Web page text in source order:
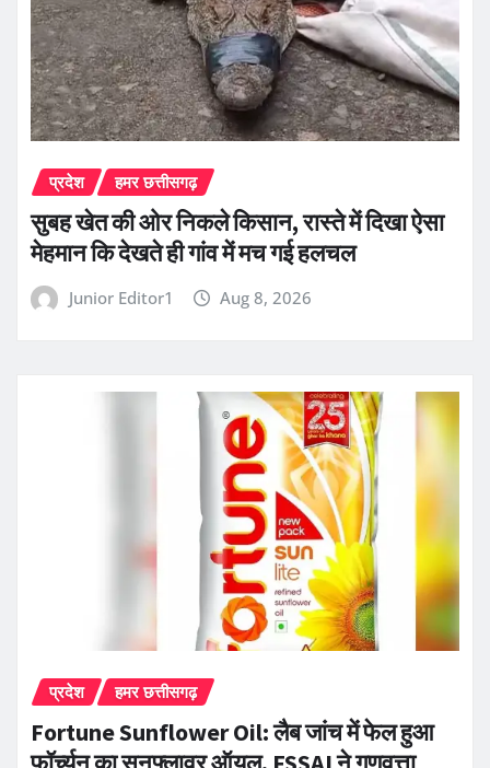
प्रदेश हमर छत्तीसगढ़
सुबह खेत की ओर निकले किसान, रास्ते में दिखा ऐसा
मेहमान कि देखते ही गांव में मच गई हलचल
Junior Editor1 Aug 8, 2026
प्रदेश हमर छत्तीसगढ़
Fortune Sunflower Oil: लैब जांच में फेल हुआ